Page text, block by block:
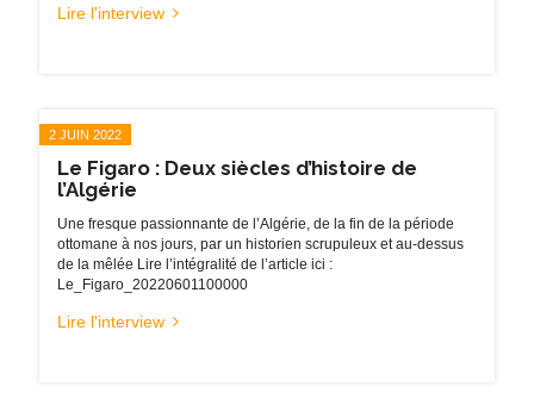
Lire l'interview
2 JUIN 2022
Le Figaro : Deux siècles d’histoire de
l’Algérie
Une fresque passionnante de l’Algérie, de la fin de la période
ottomane à nos jours, par un historien scrupuleux et au-dessus
de la mêlée Lire l’intégralité de l’article ici :
Le_Figaro_20220601100000
Lire l'interview